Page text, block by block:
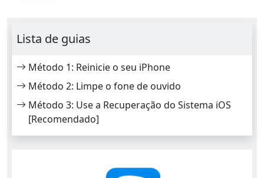
Lista de guias
Método 1: Reinicie o seu iPhone
Método 2: Limpe o fone de ouvido
Método 3: Use a Recuperação do Sistema iOS
[Recomendado]